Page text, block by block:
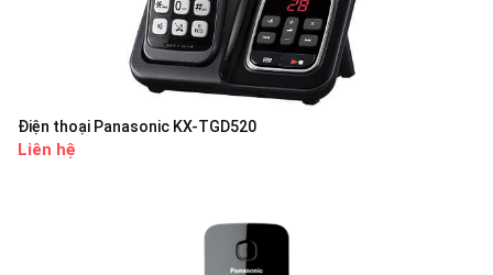
Điện thoại Panasonic KX-TGD520
Liên hệ